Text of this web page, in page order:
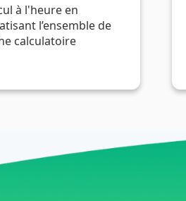
à l'heure en
l’ensemble de
calculatoire